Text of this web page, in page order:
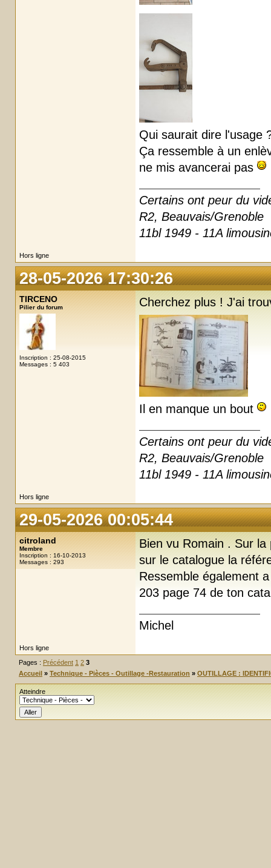
Qui saurait dire l'usage
Ça ressemble à un
ne mis avancerai pas
Certains ont peur du
R2, Beauvais/Grenoble
11bl 1949 - 11A
Hors ligne
28-05-2026 17:30:26
TIRCENO
Pilier du forum
Inscription : 25-08-2015
Messages : 5 403
Cherchez plus ! J'ai
Il en manque un bout
Certains ont peur du
R2, Beauvais/Grenoble
11bl 1949 - 11A
Hors ligne
29-05-2026 00:05:44
citroland
Membre
Inscription : 16-10-2013
Messages : 293
Bien vu Romain . Sur
sur le catalogue la
Ressemble également
203 page 74 de ton
Michel
Hors ligne
Pages : Précédent 1 2 3
Accueil » Technique - Pièces - Outillage -Restauration » OUTILLAGE :
Atteindre